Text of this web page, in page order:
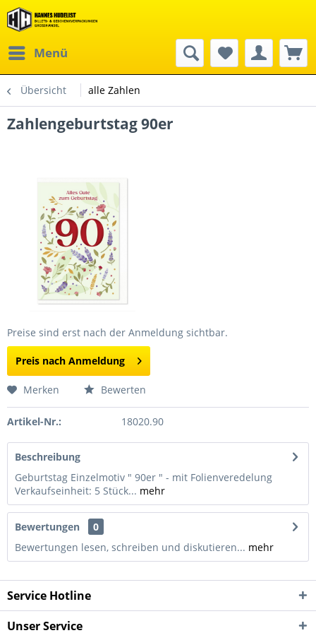
Menü
Übersicht alle Zahlen
Zahlengeburtstag 90er
Preise sind erst nach der Anmeldung sichtbar.
Preis nach Anmeldung
Merken Bewerten
Artikel-Nr.: 18020.90
Beschreibung
Geburtstag Einzelmotiv " 90er " - mit Folienveredelung
Verkaufseinheit: 5 Stück... mehr
Bewertungen
0
Bewertungen lesen, schreiben und diskutieren... mehr
Service Hotline
Unser Service